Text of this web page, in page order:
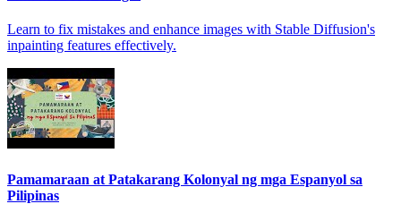
Learn to fix mistakes and enhance images with Stable Diffusion's
inpainting features effectively.
Pamamaraan at Patakarang Kolonyal ng mga Espanyol sa
Pilipinas